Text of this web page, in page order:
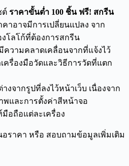
ต์ ราคาขั้นต่ำ 100 ชิ้น ฟรี! สกรีน
คาอาจมีการเปลี่ยนแปลง จาก
โลโก้ที่ต้องการสกรีน
วามคลาดเคลื่อนจากที่แจ้งไว้
เครื่องมือวัดและวิธีการวัดที่แตก
งจากรูปที่ลงไว้หน้าเว็บ เนื่องจาก
พและการตั้งค่าสีหน้าจอ
อถือแต่ละเครื่อง
อราคา หรือ สอบถามข้อมูลเพิ่มเติม